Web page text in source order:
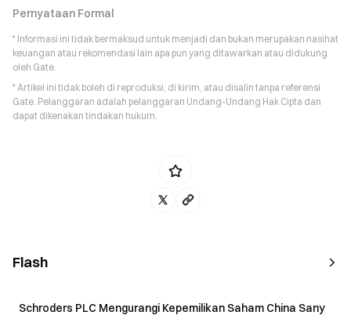
Pernyataan Formal
* Informasi ini tidak bermaksud untuk menjadi dan bukan merupakan nasihat
keuangan atau rekomendasi lain apa pun yang ditawarkan atau didukung
oleh Gate.
* Artikel ini tidak boleh di reproduksi, di kirim, atau disalin tanpa referensi
Gate. Pelanggaran adalah pelanggaran Undang-Undang Hak Cipta dan
dapat dikenakan tindakan hukum.
Flash
Schroders PLC Mengurangi Kepemilikan Saham China Sany